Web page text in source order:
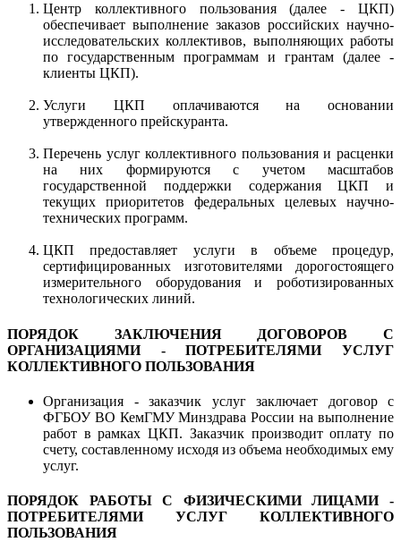
Центр коллективного пользования (далее - ЦКП)
обеспечивает выполнение заказов российских научно-
исследовательских коллективов, выполняющих работы
по государственным программам и грантам (далее -
клиенты ЦКП).
Услуги ЦКП оплачиваются на основании
утвержденного прейскуранта.
Перечень услуг коллективного пользования и расценки
на них формируются с учетом масштабов
государственной поддержки содержания ЦКП и
текущих приоритетов федеральных целевых научно-
технических программ.
ЦКП предоставляет услуги в объеме процедур,
сертифицированных изготовителями дорогостоящего
измерительного оборудования и роботизированных
технологических линий.
ПОРЯДОК ЗАКЛЮЧЕНИЯ ДОГОВОРОВ С
ОРГАНИЗАЦИЯМИ - ПОТРЕБИТЕЛЯМИ УСЛУГ
КОЛЛЕКТИВНОГО ПОЛЬЗОВАНИЯ
Организация - заказчик услуг заключает договор с
ФГБОУ ВО КемГМУ Минздрава России на выполнение
работ в рамках ЦКП. Заказчик производит оплату по
счету, составленному исходя из объема необходимых ему
услуг.
ПОРЯДОК РАБОТЫ С ФИЗИЧЕСКИМИ ЛИЦАМИ -
ПОТРЕБИТЕЛЯМИ УСЛУГ КОЛЛЕКТИВНОГО
ПОЛЬЗОВАНИЯ